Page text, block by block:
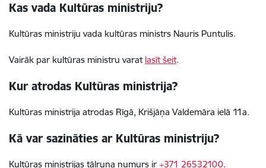
Kas vada Kultūras ministriju?
Kultūras ministriju vada kultūras ministrs Nauris Puntulis.
Vairāk par kultūras ministru varat lasīt šeit.
Kur atrodas Kultūras ministrija?
Kultūras ministrija atrodas Rīgā, Krišjāņa Valdemāra ielā 11a.
Kā var sazināties ar Kultūras ministriju?
Kultūras ministrijas tālruņa numurs ir +371 26532100.